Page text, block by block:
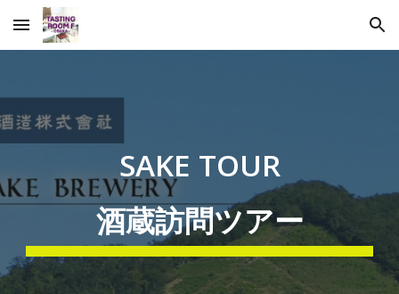
Skip to main content Skip to navigation
SAKE TOUR
酒蔵訪問ツアー